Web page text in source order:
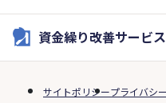
資金繰り改善サービス
サイトポリシープライバシ